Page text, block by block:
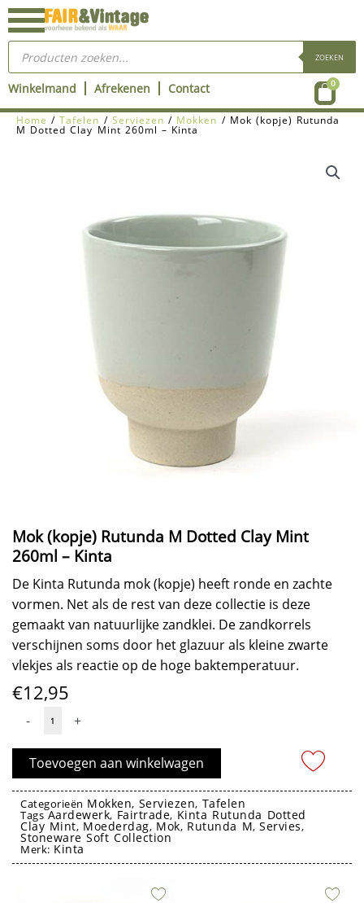
Ga
naar
inhoud
Producten
zoeken ZOEKEN
Winkelmand Afrekenen Contact 0
Home /Tafelen / Serviezen / Mokken / Mok (kopje) Rutunda
M Dotted Clay Mint 260ml – Kinta
Mok (kopje) Rutunda M Dotted Clay Mint
260ml – Kinta
De Kinta Rutunda mok (kopje) heeft ronde en zachte
vormen. Net als de rest van deze collectie is deze
gemaakt van natuurlijke zandklei. De zandkorrels
verschijnen soms door het glazuur als kleine zwarte
vlekjes als reactie op de hoge baktemperatuur.
€12,95
-
Rutunda
M
Dotted Clay
Mint
260ml
+
Toevoegen aan winkelwagen
Categorieën Mokken, Serviezen, Tafelen
Tags Aardewerk, Fairtrade, Kinta Rutunda Dotted
Clay Mint, Moederdag, Mok, Rutunda M,Servies,
Stoneware Soft Collection
Merk: Kinta